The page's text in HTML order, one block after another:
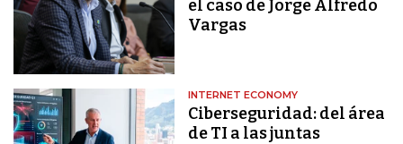
el caso de Jorge Alfredo
Vargas
INTERNET ECONOMY
Ciberseguridad: del área
de TI a las juntas